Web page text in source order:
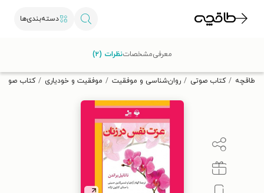
دسته‌بندی‌ها
تخفیف از طاقچه دریافت کن.
طاقچه کتاب صوتی روان‌شناسی و موفقیت موفقیت و خودیاری کتاب
معرفیمشخصاتنظرات (۲)